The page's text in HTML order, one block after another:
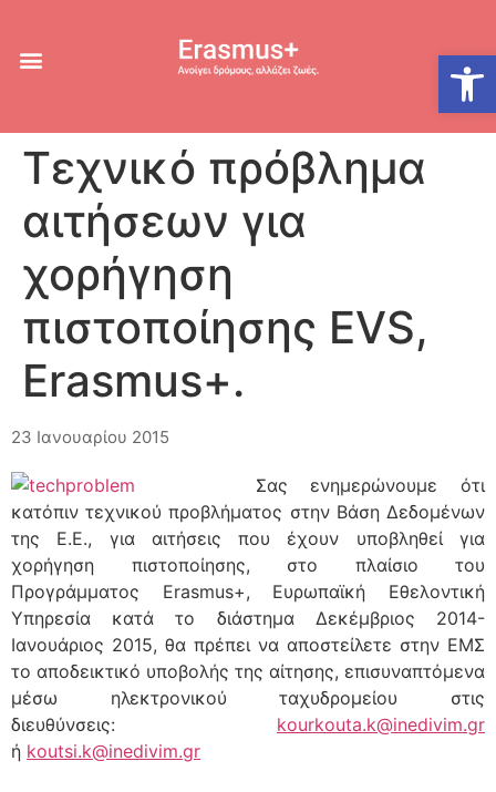
Τεχνικό πρόβλημα
αιτήσεων για
χορήγηση
πιστοποίησης EVS,
Erasmus+.
23 Ιανουαρίου 2015
Σας ενημερώνουμε ότι
κατόπιν τεχνικού προβλήματος στην Βάση Δεδομένων
της Ε.Ε., για αιτήσεις που έχουν υποβληθεί για
χορήγηση πιστοποίησης, στο πλαίσιο του
Προγράμματος Erasmus+, Ευρωπαϊκή Εθελοντική
Υπηρεσία κατά το διάστημα Δεκέμβριος 2014-
Ιανουάριος 2015, θα πρέπει να αποστείλετε στην ΕΜΣ
το αποδεικτικό υποβολής της αίτησης, επισυναπτόμενα
μέσω ηλεκτρονικού ταχυδρομείου στις
διευθύνσεις: kourkouta.k@inedivim.gr
ή koutsi.k@inedivim.gr